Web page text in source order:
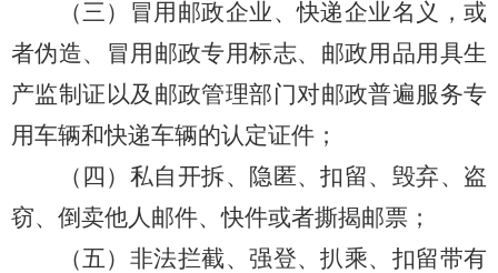
（三）冒用邮政企业、快递企业名义，或
者伪造、冒用邮政专用标志、 邮政用品用具生
产监制证 以及邮政管理部门对邮政普遍服务专
用车辆和快递车辆的认定证件；
（ 四 ）私自开拆、隐匿、扣留、毁弃、盗
窃、倒卖他人邮件、快件或者撕揭邮票；
（五）非法拦截、强登、扒乘、扣留带有